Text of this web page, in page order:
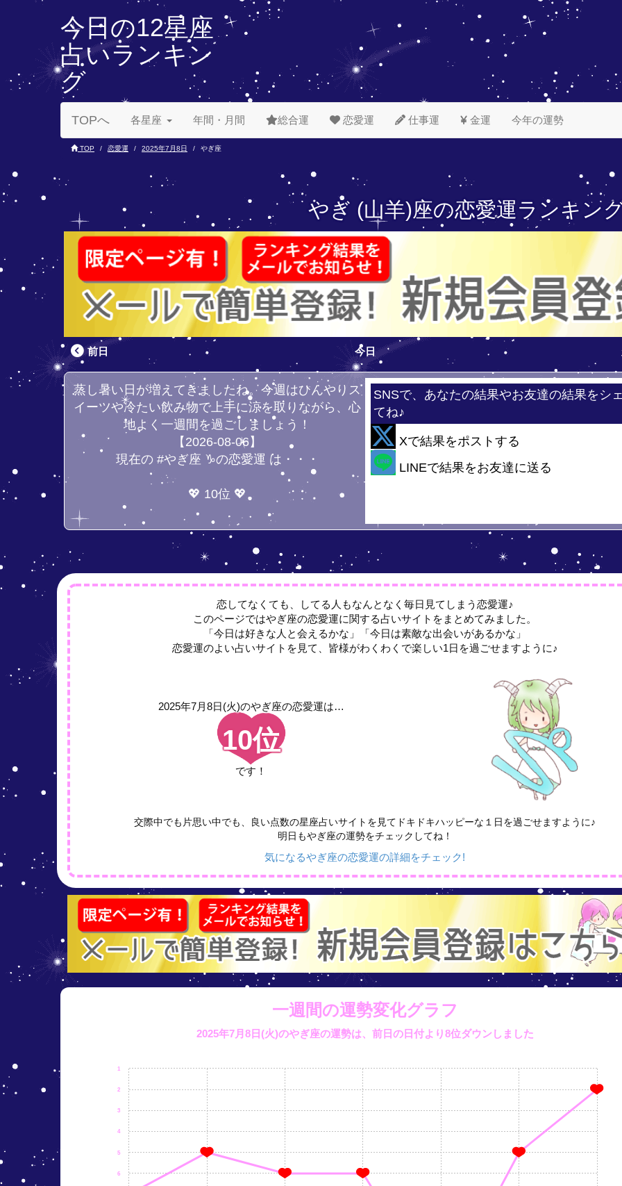
今日の12星座
占いランキン
グ
TOPへ 各星座 年間・月間 総合運 恋愛運 仕事運 金運 今年の運勢
TOP 恋愛運 2025年7月8日 やぎ座
やぎ (山羊)座の恋愛運ランキン
前日 今日
蒸し暑い日が増えてきましたね。今週はひんやりス
イーツや冷たい飲み物で上手に涼を取りながら、心
地よく一週間を過ごしましょう！
【2026-08-06】
現在の #やぎ座 ♑の恋愛運 は・・・
💖 10位 💖
SNSで、あなたの結果やお友達の結果をシ
てね♪
Xで結果をポストする
LINEで結果をお友達に送る
恋してなくても、してる人もなんとなく毎日見てしまう恋愛運♪
このページではやぎ座の恋愛運に関する占いサイトをまとめてみました。
「今日は好きな人と会えるかな」「今日は素敵な出会いがあるかな」
恋愛運のよい占いサイトを見て、皆様がわくわくで楽しい1日を過ごせますように♪
2025年7月8日(火)のやぎ座の恋愛運は…
10位
です！
交際中でも片思い中でも、良い点数の星座占いサイトを見てドキドキハッピーな１日を過ごせますように♪
明日もやぎ座の運勢をチェックしてね！
気になるやぎ座の恋愛運の詳細をチェック!
一週間の運勢変化グラフ
2025年7月8日(火)のやぎ座の運勢は、 前日の日付より8位ダウンしました
6
5
4
3
2
1